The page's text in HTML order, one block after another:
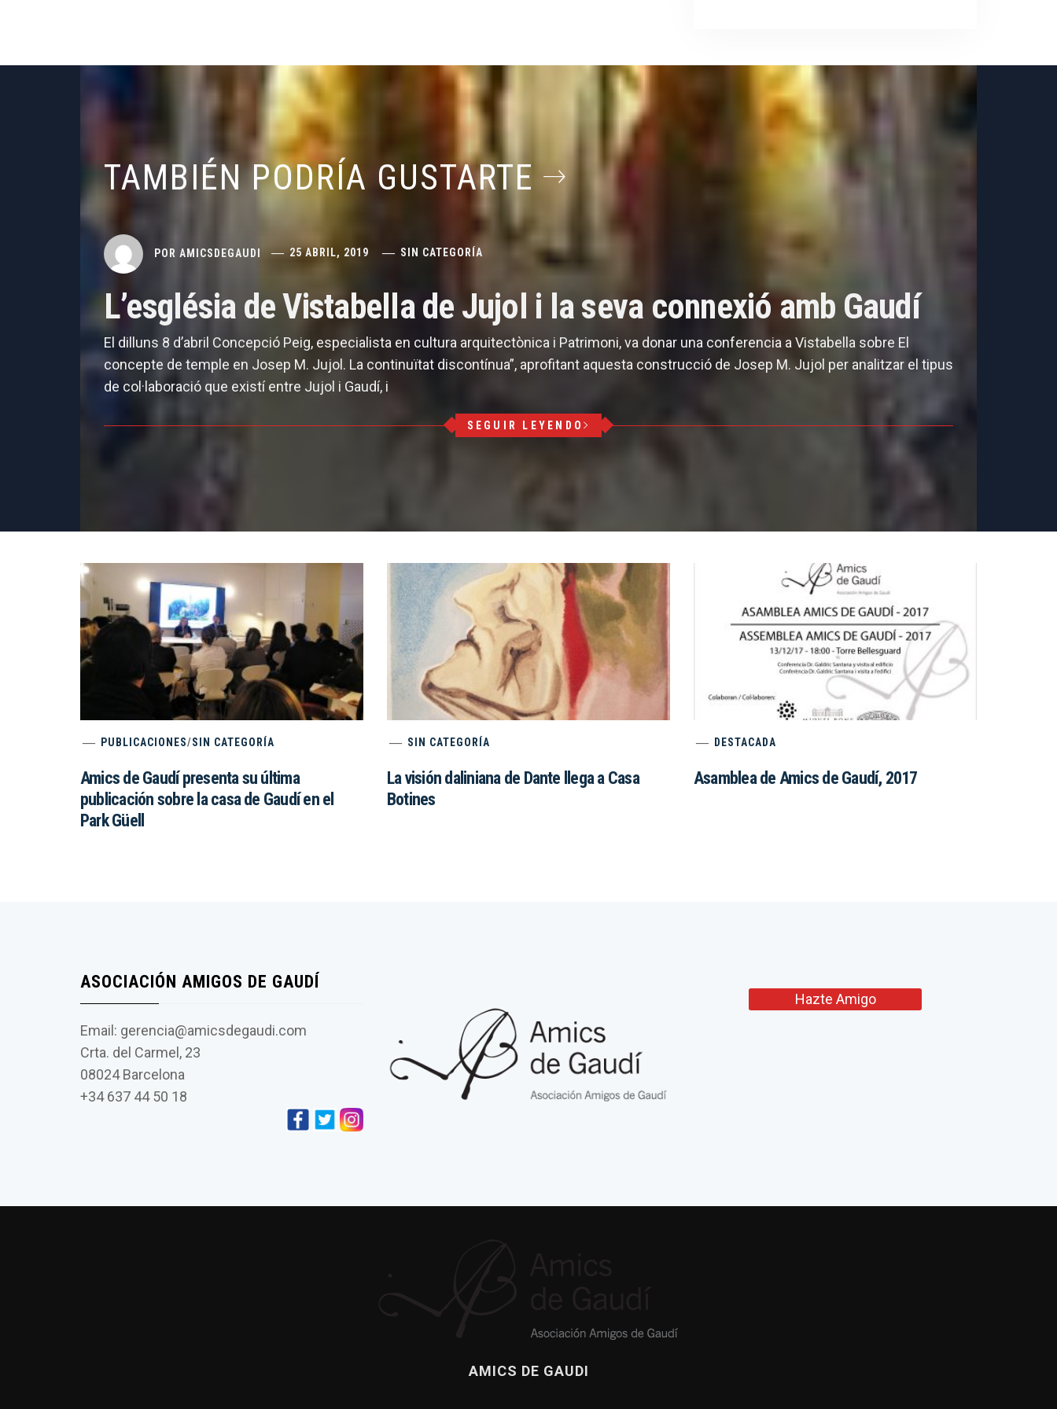
TAMBIÉN PODRÍA GUSTARTE
POR AMICSDEGAUDI 25 ABRIL, 2019 SIN CATEGORÍA
L’església de Vistabella de Jujol i la seva connexió amb Gaudí
El dilluns 8 d’abril Concepció Peig, especialista en cultura arquitectònica i Patrimoni, va donar una conferencia a Vistabella sobre El
concepte de temple en Josep M. Jujol. La continuïtat discontínua”, aprofitant aquesta construcció de Josep M. Jujol per analitzar el tipus
de col·laboració que existí entre Jujol i Gaudí, i
SEGUIR LEYENDO
PUBLICACIONES/SIN CATEGORÍA
Amics de Gaudí presenta su última
publicación sobre la casa de Gaudí en el
Park Güell
SIN CATEGORÍA
La visión daliniana de Dante llega a Casa
Botines
DESTACADA
Asamblea de Amics de Gaudí, 2017
ASOCIACIÓN AMIGOS DE GAUDÍ
Email: gerencia@amicsdegaudi.com
Crta. del Carmel, 23
08024 Barcelona
+34 637 44 50 18
Hazte Amigo
AMICS DE GAUDI